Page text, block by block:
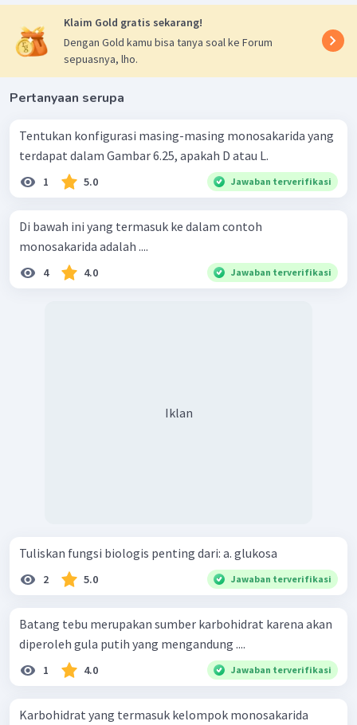
Klaim Gold gratis sekarang!
Dengan Gold kamu bisa tanya soal ke Forum
sepuasnya, lho.
Pertanyaan serupa
Tentukan konfigurasi masing-masing monosakarida yang
terdapat dalam Gambar 6.25, apakah D atau L.
1 5.0 Jawaban terverifikasi
Di bawah ini yang termasuk ke dalam contoh
monosakarida adalah ....
4 4.0 Jawaban terverifikasi
Iklan
Tuliskan fungsi biologis penting dari: a. glukosa
2 5.0 Jawaban terverifikasi
Batang tebu merupakan sumber karbohidrat karena akan
diperoleh gula putih yang mengandung ....
1 4.0 Jawaban terverifikasi
Karbohidrat yang termasuk kelompok monosakarida